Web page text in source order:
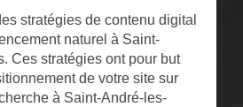
stratégies de contenu digital
naturel à Saint-
Ces stratégies ont pour but
de votre site sur
à Saint-André-les-